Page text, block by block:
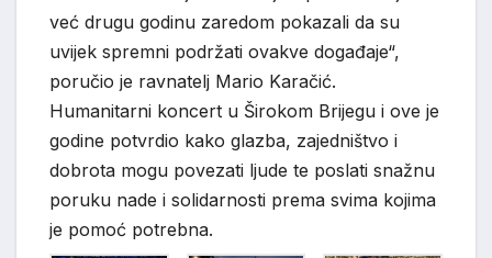
već drugu godinu zaredom pokazali da su
uvijek spremni podržati ovakve događaje“,
poručio je ravnatelj Mario Karačić.
Humanitarni koncert u Širokom Brijegu i ove je
godine potvrdio kako glazba, zajedništvo i
dobrota mogu povezati ljude te poslati snažnu
poruku nade i solidarnosti prema svima kojima
je pomoć potrebna.